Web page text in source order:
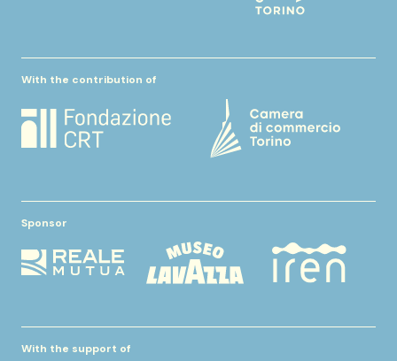
With the contribution of
Sponsor
With the support of